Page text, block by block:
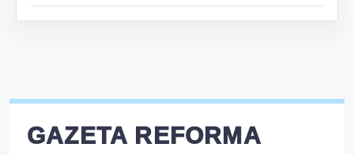
GAZETA REFORMA